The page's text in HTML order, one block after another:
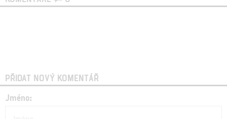
PŘIDAT NOVÝ KOMENTÁŘ
Jméno: